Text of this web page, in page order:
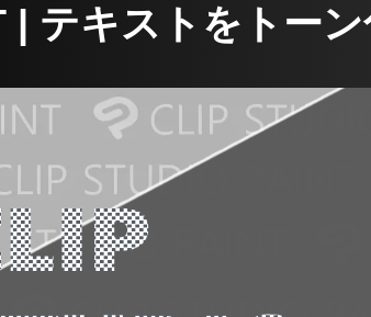
| テキストをトー